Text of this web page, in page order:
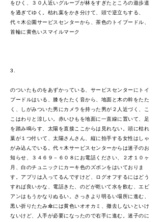
をひく、３０人近いグループが林をすぎたところの遊歩道
を過ぎてゆく。枯れ葉をかき分けて、頭で逆立ちする、
代々木公園サービスセンターから、茶色のトイプードル、
首輪に黄色いスマイルマーク
3.
のついたものをあずかっている、サービスセンターにトイ
プードルはいる、膝をたたく音から、地面と木の幹をたた
く、しがみついた男にカメラを持った男が２人近づく、こ
こはわりと涼しい。赤いひもを地面に一直線に置いて、足
を踏み鳴らす、太陽を直接ここからは見れない。頭に枯れ
葉が１つ付いて、太陽さんさん、縦に拍手する女性はしゃ
がみ込んでいる。代々木サービスセンターからは迷子のお
知らせ、３４６９－６０８にお電話ください、２才１０ヶ
月、白のチュニックにカーキ色のズボンをはいておりま
す。アプリは入ってるんですけど、ログオフするにはどう
すれば良いかな、電話きた、のどが乾いて水を飲む、エビ
アンはもうかなりぬるい。さっきより明るい場所に進む、
黒い折りたたみ傘には黄色いオオカミ、撤去しないといけ
ないけど、人手が必要になったので右手に進む。迷子のに